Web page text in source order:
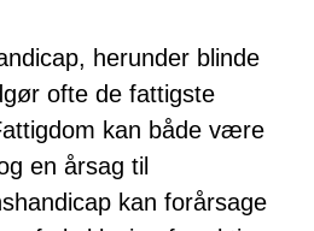
herunder blinde
ofte de fattigste
kan både være
en årsag til
kan forårsage